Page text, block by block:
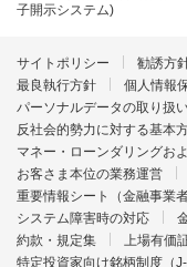
子開示システム)
サイトポリシー 勧誘方
最良執行方針
個人情報
パーソナルデータの取り扱
反社会的勢力に対する基本
マネー・ローンダリングお
お客さま本位の業務運営
重要情報シート（金融事業者
システム障害時の対応
約款・規定集
上場有価
特定投資家向け銘柄制度（J-